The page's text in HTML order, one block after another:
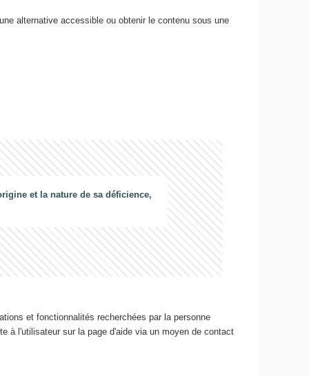
alternative accessible ou obtenir le contenu sous une
et la nature de sa déficience,
et fonctionnalités recherchées par la personne
à l'utilisateur sur la page d'aide via un moyen de contact